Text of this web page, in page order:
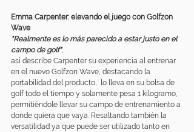
Emma Carpenter: elevando el juego con Golfzon
Wave
"Realmente es lo más parecido a estar justo en el
campo de golf",
así describe Carpenter su experiencia al entrenar
en el nuevo Golfzon Wave, destacando la
portabilidad del producto,  lo lleva en su bolsa de
golf todo el tiempo y solamente pesa 1 kilogramo,
permitiéndole llevar su campo de entrenamiento a
donde quiera que vaya. Resaltando también la
versatilidad ya que puede ser utilizado tanto en